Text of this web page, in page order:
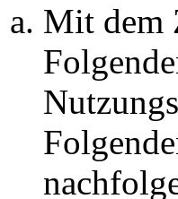
Mit dem